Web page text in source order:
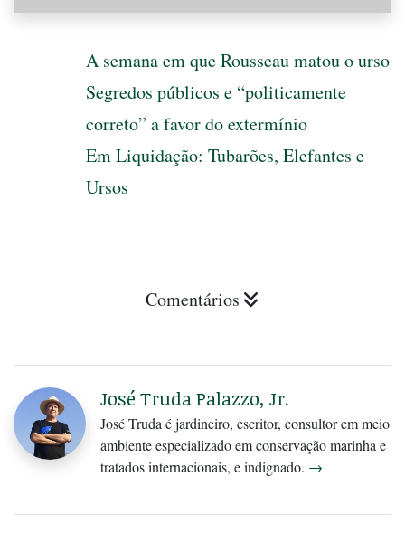
A semana em que Rousseau matou o urso
Segredos públicos e “politicamente
correto” a favor do extermínio
Em Liquidação: Tubarões, Elefantes e
Ursos
Comentários
José Truda Palazzo, Jr.
José Truda é jardineiro, escritor, consultor em meio
ambiente especializado em conservação marinha e
tratados internacionais, e indignado. →